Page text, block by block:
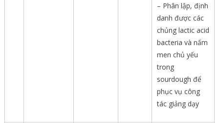
– Phân lập, định
danh được các
chủng lactic acid
bacteria và nấm
men chủ yếu
trong
sourdough để
phục vụ công
tác giảng dạy